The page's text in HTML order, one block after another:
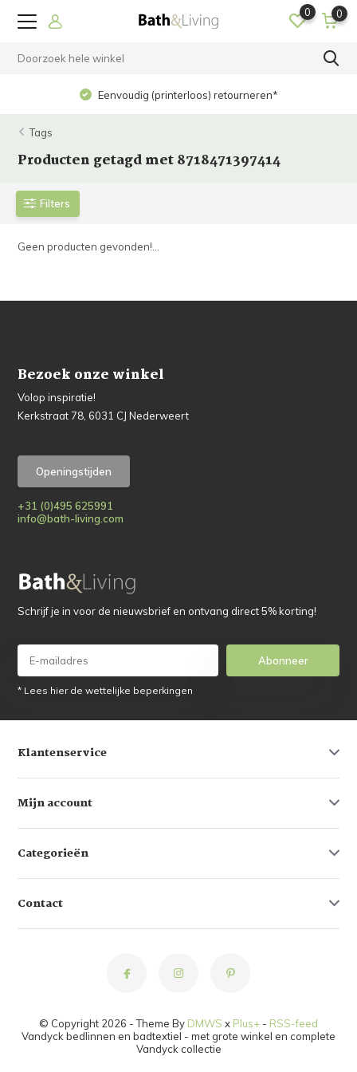
0 0
Eenvoudig (printerloos) retourneren*
Tags
Producten getagd met 8718471397414
Filters
Geen producten gevonden!...
Bezoek onze winkel
Volop inspiratie!
Kerkstraat 78, 6031 CJ Nederweert
Openingstijden
+31 (0)495 625991
info@bath-living.com
Schrijf je in voor de nieuwsbrief en ontvang direct 5% korting!
Abonneer
* Lees hier de wettelijke beperkingen
Klantenservice
Mijn account
Categorieën
Contact
© Copyright 2026 - Theme By DMWS x Plus+ - RSS-feed
Vandyck bedlinnen en badtextiel - met grote winkel en complete
Vandyck collectie